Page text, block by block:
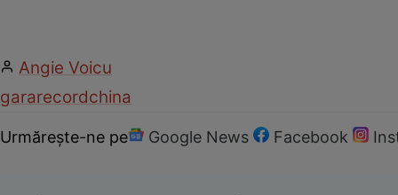
Angie Voicu
gararecordchina
Urmărește-ne pe Google News Facebook